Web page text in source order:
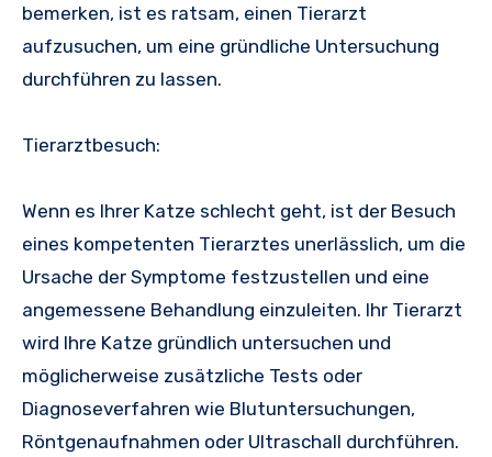
bemerken, ist es ratsam, einen Tierarzt
aufzusuchen, um eine gründliche Untersuchung
durchführen zu lassen.
Tierarztbesuch:
Wenn es Ihrer Katze schlecht geht, ist der Besuch
eines kompetenten Tierarztes unerlässlich, um die
Ursache der Symptome festzustellen und eine
angemessene Behandlung einzuleiten. Ihr Tierarzt
wird Ihre Katze gründlich untersuchen und
möglicherweise zusätzliche Tests oder
Diagnoseverfahren wie Blutuntersuchungen,
Röntgenaufnahmen oder Ultraschall durchführen.